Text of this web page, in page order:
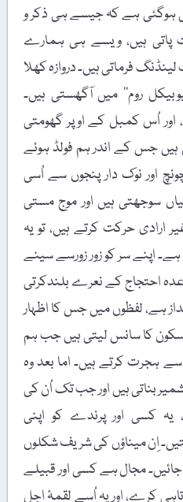
ہوگئی ہے کہ جیسے ہی ذکر و
پاتی ہیں، ویسے ہی ہمارے
فرماتی ہیں۔ دروازہ کھلا
روم‘‘ میں آگھستی ہیں۔
اور اُس کمبل کے اوپر گھومتی
جس کے اندر ہم فولڈ ہوئے
اور نوک دار پنجوں سے اُسی
سوجھتی ہیں اور موج مستی
ارادی حرکت کرتے ہیں، تو یہ
اپنے سر کو زور زورسے سینے
احتجاج کے نعرے بلندکرتی
ہے، لفظوں میں جس کا اظہار
سکون کا سانس لیتی ہیں جب ہم
ہجرت کرتے ہیں۔ اما بعد وہ
بناتی ہیں اور جب تک اُن کی
کسی اور پرندے کو اپنی
اِن میناؤں کی شریف شکلوں
جائیں۔ مجال ہے کسی اور قبیلے
کرے، اور یہ اُسے لقمۂ اجل